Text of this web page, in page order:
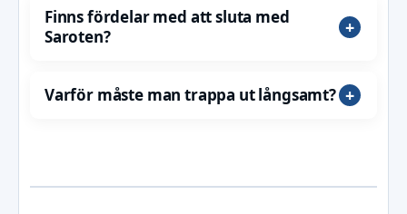
Finns fördelar med att sluta med
Saroten?
Varför måste man trappa ut långsamt?